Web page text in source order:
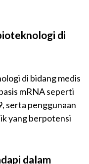
di
di bidang medis
mRNA seperti
serta penggunaan
yang berpotensi
dalam